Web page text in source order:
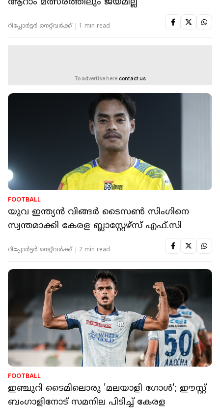
റിപ്പോർട്ടർ നെറ്റ്‌വര്‍ക്ക്‌ 1 min read
To advertise here, contact us
FOOTBALL
യുവ ഇന്ത്യൻ വിങ്ങർ ടൈസൺ സിംഗിനെ
സ്വന്തമാക്കി കേരള ബ്ലാസ്റ്റേഴ്‌സ് എഫ്.സി
റിപ്പോർട്ടർ നെറ്റ്‌വര്‍ക്ക്‌ 2 min read
FOOTBALL
ഇഞ്ചുറി ടൈമിലൊരു 'മലയാളി ഗോള്‍'; ഈസ്റ്റ്
ബംഗാളിനോട് സമനില പിടിച്ച് കേരള